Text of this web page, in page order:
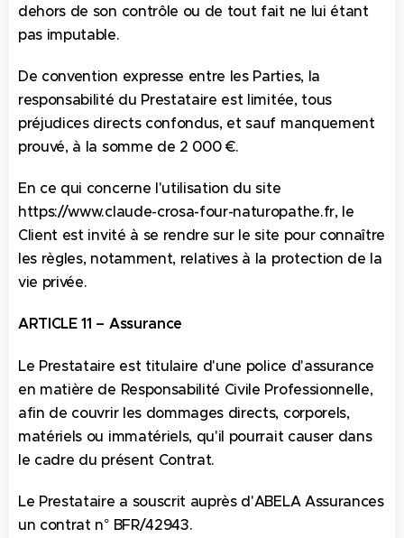
dehors de son contrôle ou de tout fait ne lui étant
pas imputable.
De convention expresse entre les Parties, la
responsabilité du Prestataire est limitée, tous
préjudices directs confondus, et sauf manquement
prouvé, à la somme de 2 000 €.
En ce qui concerne l'utilisation du site
https://www.claude-crosa-four-naturopathe.fr, le
Client est invité à se rendre sur le site pour connaître
les règles, notamment, relatives à la protection de la
vie privée.
ARTICLE 11 – Assurance
Le Prestataire est titulaire d'une police d'assurance
en matière de Responsabilité Civile Professionnelle,
afin de couvrir les dommages directs, corporels,
matériels ou immatériels, qu'il pourrait causer dans
le cadre du présent Contrat.
Le Prestataire a souscrit auprès d'ABELA Assurances
un contrat n° BFR/42943.